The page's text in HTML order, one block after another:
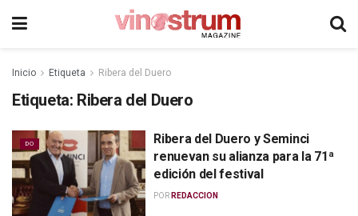
Inicio Etiqueta Ribera del Duero
Etiqueta: Ribera del Duero
DO
Ribera del Duero y Seminci
renuevan su alianza para la 71ª
edición del festival
POR REDACCION